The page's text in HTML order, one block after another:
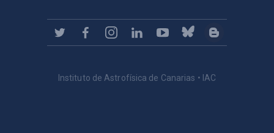
Instituto de Astrofísica de Canarias • IAC